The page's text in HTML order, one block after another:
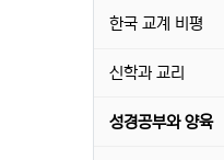
한국 교계 비평
신학과 교리
성경공부와 양육